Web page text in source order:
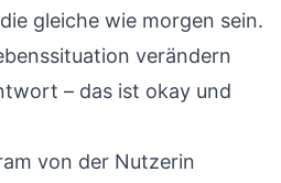
gleiche wie morgen sein.
verändern
– das ist okay und
von der Nutzerin